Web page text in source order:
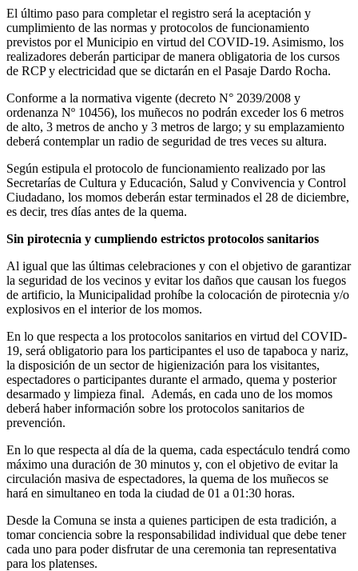
El último paso para completar el registro será la aceptación y
cumplimiento de las normas y protocolos de funcionamiento
previstos por el Municipio en virtud del COVID-19. Asimismo, los
realizadores deberán participar de manera obligatoria de los cursos
de RCP y electricidad que se dictarán en el Pasaje Dardo Rocha.
Conforme a la normativa vigente (decreto N° 2039/2008 y
ordenanza Nº 10456), los muñecos no podrán exceder los 6 metros
de alto, 3 metros de ancho y 3 metros de largo; y su emplazamiento
deberá contemplar un radio de seguridad de tres veces su altura.
Según estipula el protocolo de funcionamiento realizado por las
Secretarías de Cultura y Educación, Salud y Convivencia y Control
Ciudadano, los momos deberán estar terminados el 28 de diciembre,
es decir, tres días antes de la quema.
Sin pirotecnia y cumpliendo estrictos protocolos sanitarios
Al igual que las últimas celebraciones y con el objetivo de garantizar
la seguridad de los vecinos y evitar los daños que causan los fuegos
de artificio, la Municipalidad prohíbe la colocación de pirotecnia y/o
explosivos en el interior de los momos.
En lo que respecta a los protocolos sanitarios en virtud del COVID-
19, será obligatorio para los participantes el uso de tapaboca y nariz,
la disposición de un sector de higienización para los visitantes,
espectadores o participantes durante el armado, quema y posterior
desarmado y limpieza final. Además, en cada uno de los momos
deberá haber información sobre los protocolos sanitarios de
prevención.
En lo que respecta al día de la quema, cada espectáculo tendrá como
máximo una duración de 30 minutos y, con el objetivo de evitar la
circulación masiva de espectadores, la quema de los muñecos se
hará en simultaneo en toda la ciudad de 01 a 01:30 horas.
Desde la Comuna se insta a quienes participen de esta tradición, a
tomar conciencia sobre la responsabilidad individual que debe tener
cada uno para poder disfrutar de una ceremonia tan representativa
para los platenses.